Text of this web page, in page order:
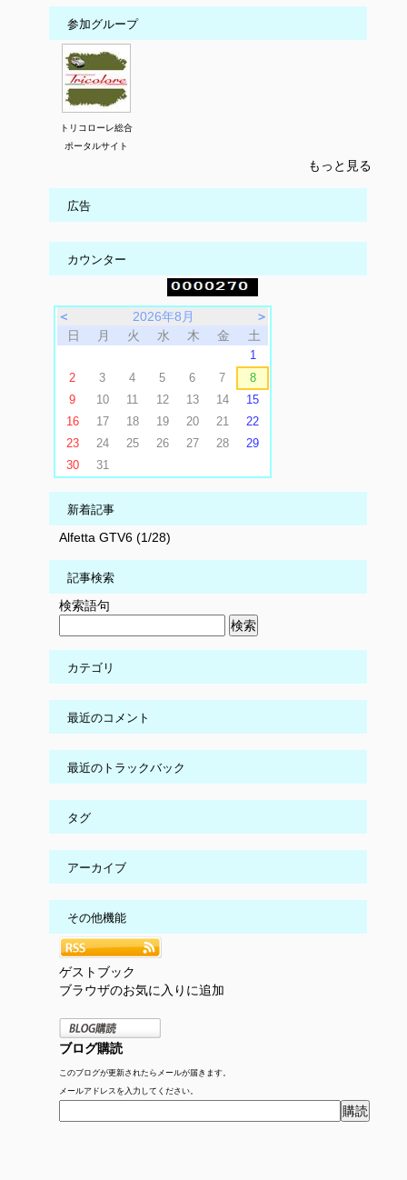
参加グループ
トリコローレ総合
ポータルサイト
もっと見る
広告
カウンター
＜ 2026年8月
＞
日
月 火 水 木 金 土
1
2
3 4 5 6 7
8
9
10 11 12 13 14
15
16
17 18 19 20 21
22
23
24 25 26 27 28
29
30
31
新着記事
Alfetta GTV6 (1/28)
記事検索
検索語句
カテゴリ
最近のコメント
最近のトラックバック
タグ
アーカイブ
その他機能
ゲストブック
ブラウザのお気に入りに追加
ブログ購読
このブログが更新されたらメールが届きます。
メールアドレスを入力してください。